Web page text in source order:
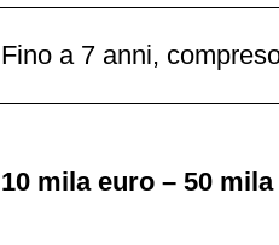
Fino a 7 anni,
10 mila euro – 50